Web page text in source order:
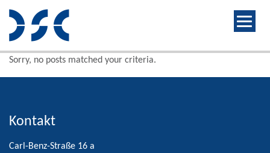
Sorry, no posts matched your criteria.
Kontakt
Carl-Benz-Straße 16 a